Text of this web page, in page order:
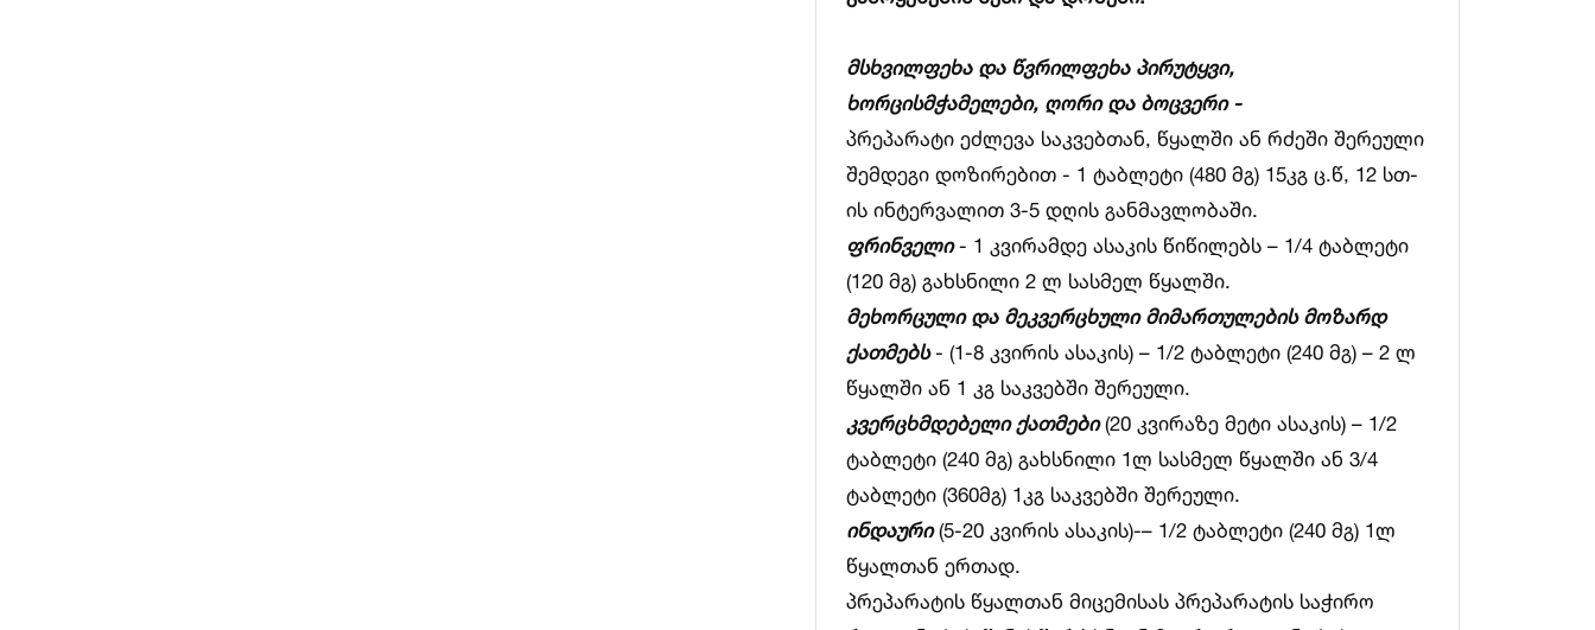
მსხვილფეხა და წვრილფეხა პირუტყვი,
ხორცისმჭამელები, ღორი და ბოცვერი -
პრეპარატი ეძლევა საკვებთან, წყალში ან რძეში შერეული
შემდეგი დოზირებით - 1 ტაბლეტი (480 მგ) 15კგ ც.წ, 12 სთ-
ის ინტერვალით 3-5 დღის განმავლობაში.
ფრინველი- 1 კვირამდე ასაკის წიწილებს – 1/4 ტაბლეტი
(120 მგ) გახსნილი 2 ლ სასმელ წყალში.
მეხორცული და მეკვერცხული მიმართულების მოზარდ
ქათმებს- (1-8 კვირის ასაკის) – 1/2 ტაბლეტი (240 მგ) – 2 ლ
წყალში ან 1 კგ საკვებში შერეული.
კვერცხმდებელი ქათმები(20 კვირაზე მეტი ასაკის) – 1/2
ტაბლეტი (240 მგ) გახსნილი 1ლ სასმელ წყალში ან 3/4
ტაბლეტი (360მგ) 1კგ საკვებში შერეული.
ინდაური(5-20 კვირის ასაკის)-– 1/2 ტაბლეტი (240 მგ) 1ლ
წყალთან ერთად.
პრეპარატის წყალთან მიცემისას პრეპარატის საჭირო